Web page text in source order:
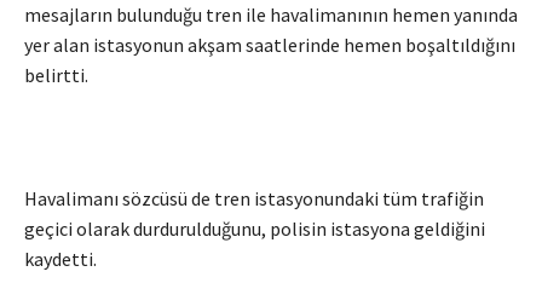
mesajların bulunduğu tren ile havalimanının hemen yanında
yer alan istasyonun akşam saatlerinde hemen boşaltıldığını
belirtti.
Havalimanı sözcüsü de tren istasyonundaki tüm trafiğin
geçici olarak durdurulduğunu, polisin istasyona geldiğini
kaydetti.